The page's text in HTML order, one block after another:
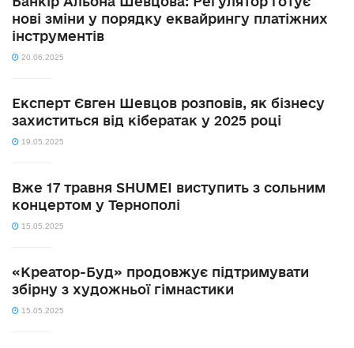
нові зміни у порядку еквайрингу платіжних
інструментів
20.06.2025
Експерт Євген Шевцов розповів, як бізнесу
захиститься від кібератак у 2025 році
19.05.2025
Вже 17 травня SHUMEI виступить з сольним
концертом у Тернополі
15.05.2025
«Креатор-Буд» продовжує підтримувати
збірну з художньої гімнастики
15.05.2025